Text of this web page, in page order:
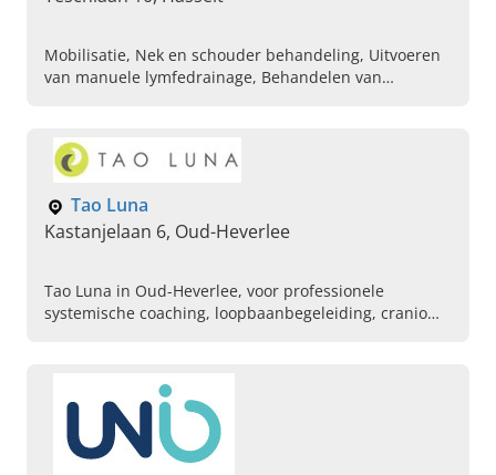
Mobilisatie, Nek en schouder behandeling, Uitvoeren
van manuele lymfedrainage, Behandelen van
Tao Luna
Kastanjelaan 6, Oud-Heverlee
Tao Luna in Oud-Heverlee, voor professionele
systemische coaching, loopbaanbegeleiding, cranio